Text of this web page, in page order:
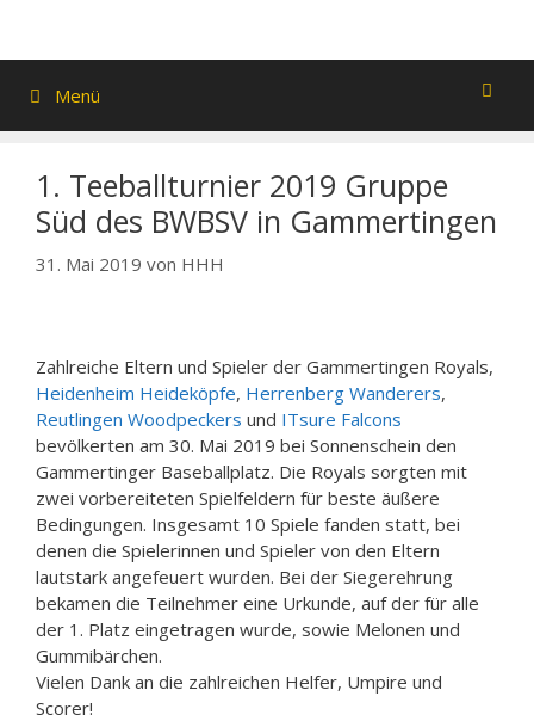
Menü
1. Teeballturnier 2019 Gruppe
Süd des BWBSV in Gammertingen
31. Mai 2019 von HHH
Zahlreiche Eltern und Spieler der Gammertingen Royals,
Heidenheim Heideköpfe, Herrenberg Wanderers,
Reutlingen Woodpeckers und ITsure Falcons
bevölkerten am 30. Mai 2019 bei Sonnenschein den
Gammertinger Baseballplatz. Die Royals sorgten mit
zwei vorbereiteten Spielfeldern für beste äußere
Bedingungen. Insgesamt 10 Spiele fanden statt, bei
denen die Spielerinnen und Spieler von den Eltern
lautstark angefeuert wurden. Bei der Siegerehrung
bekamen die Teilnehmer eine Urkunde, auf der für alle
der 1. Platz eingetragen wurde, sowie Melonen und
Gummibärchen.
Vielen Dank an die zahlreichen Helfer, Umpire und
Scorer!